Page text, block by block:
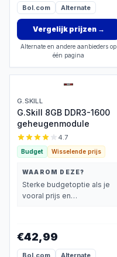
Bol.com Alternate
Vergelijk prijzen→
Alternate en andere aanbieders op
één pagina
G.SKILL
G.Skill 8GB DDR3-1600
geheugenmodule
4.7
Budget Wisselende prijs
WAAROM DEZE?
Sterke budgetoptie als je
vooral prijs en
€42,99
Bol.com Alternate